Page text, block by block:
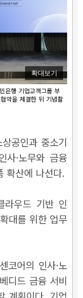
확대보기
은행 기업고객그룹 부
약을 체결한 뒤 기념촬
공인과 중소기
·노무와 금융
확산에 나선다.
라우드 기반 인
대를 위한 업무
코어의 인사·노
디드 금융 서비